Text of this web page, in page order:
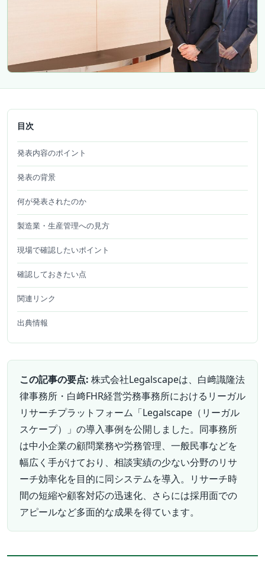
目次
発表内容のポイント
発表の背景
何が発表されたのか
製造業・生産管理への見方
現場で確認したいポイント
確認しておきたい点
関連リンク
出典情報
この記事の要点: 株式会社Legalscapeは、白﨑識隆法
律事務所・白﨑FHR経営労務事務所におけるリーガル
リサーチプラットフォーム「Legalscape（リーガル
スケープ）」の導入事例を公開しました。同事務所
は中小企業の顧問業務や労務管理、一般民事などを
幅広く手がけており、相談実績の少ない分野のリサ
ーチ効率化を目的に同システムを導入。リサーチ時
間の短縮や顧客対応の迅速化、さらには採用面での
アピールなど多面的な成果を得ています。